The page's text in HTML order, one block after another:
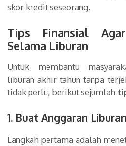
skor kredit seseorang.
Tips Finansial
Selama Liburan
Untuk membantu
liburan akhir tahun tanpa
tidak perlu, berikut sejumlah
1. Buat Anggaran
Langkah pertama adalah